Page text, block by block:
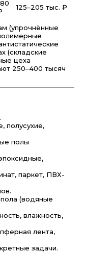
125–205 тыс. ₽
(упрочнённые
(складские
цеха
250–400 тысяч
полусухие,
полы
паркет, ПВХ-
(водяные
влажность,
лента,
задачи.